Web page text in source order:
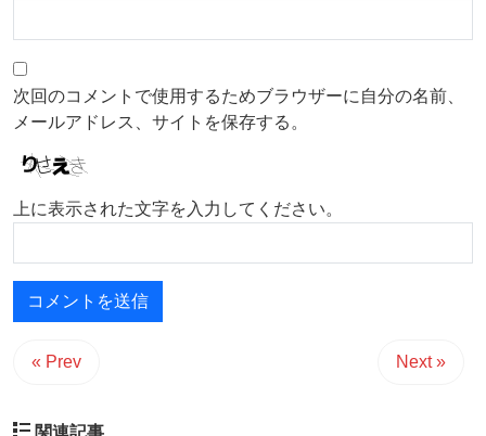
次回のコメントで使用するためブラウザーに自分の名前、
メールアドレス、サイトを保存する。
上に表示された文字を入力してください。
« Prev Next »